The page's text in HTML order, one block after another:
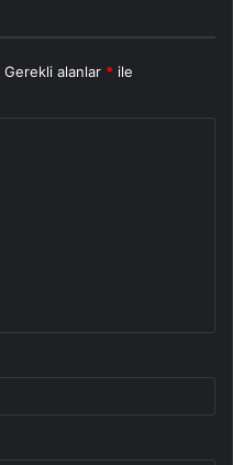
Gerekli alanlar * ile